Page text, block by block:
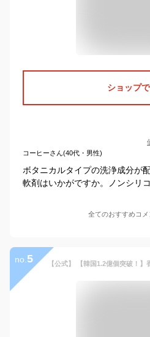
ショップ
コーヒーさん(40代・男性)
ボタニカルタイプの洗浄成分が
軟剤はいかがですか。ノンシリ
全てのおすすめコメ
no. 5